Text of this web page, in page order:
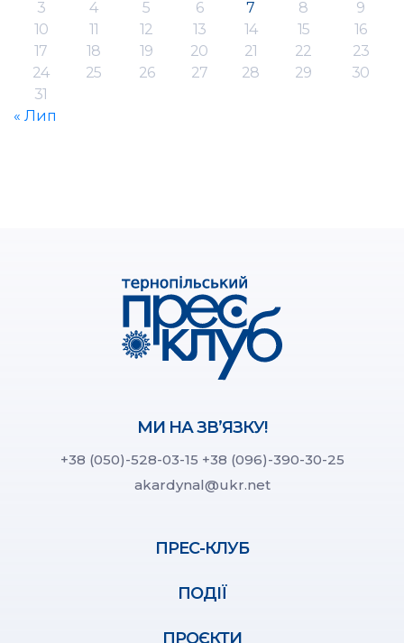
3
4 5 6 7 8
9
10
11 12 13 14 15
16
17
18 19 20 21 22
23
24
25 26 27 28 29
30
31
« Лип
МИ НА ЗВ’ЯЗКУ!
+38 (050)-528-03-15 +38 (096)-390-30-25
akardynal@ukr.net
ПРЕС-КЛУБ
ПОДІЇ
ПРОЄКТИ